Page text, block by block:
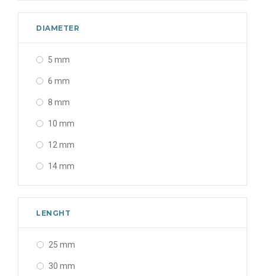
DIAMETER
5 mm
6 mm
8 mm
10 mm
12 mm
14 mm
LENGHT
25 mm
30 mm